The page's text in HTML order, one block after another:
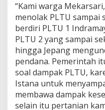
“Kami warga
menolak PLTU sampai
berdiri PLTU 1
PLTU 2 yang sampai
hingga Jepang
pendana. Pemerintah
soal dampak PLTU,
Istana untuk
membawa dampak
selain itu pertanian